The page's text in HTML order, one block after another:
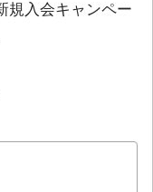
規入会キャンペー